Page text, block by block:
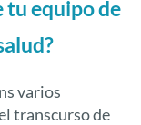
tu equipo de
varios
transcurso de